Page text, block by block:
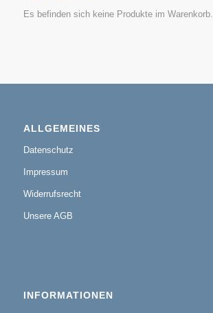
Es befinden sich keine Produkte im Warenkorb.
ALLGEMEINES
Datenschutz
Impressum
Widerrufsrecht
Unsere AGB
INFORMATIONEN